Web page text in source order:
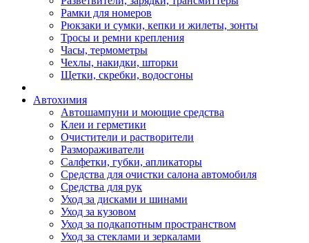
Рамки для номеров
Рюкзаки и сумки, кепки и жилеты, зонты
Тросы и ремни крепления
Часы, термометры
Чехлы, накидки, шторки
Щетки, скребки, водосгоны
Автохимия
Автошампуни и моющие средства
Клеи и герметики
Очистители и растворители
Размораживатели
Салфетки, губки, апликаторы
Средства для очистки салона автомобиля
Средства для рук
Уход за дисками и шинами
Уход за кузовом
Уход за подкапотным пространством
Уход за стеклами и зеркалами